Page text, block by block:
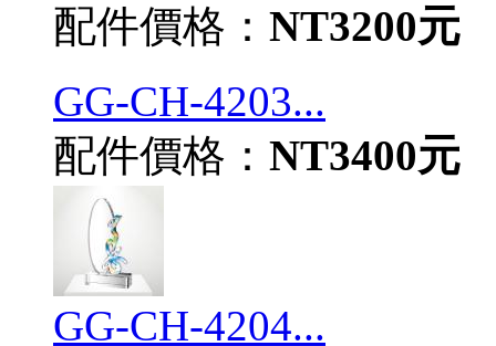
配件價格： NT3200元
GG-CH-4203...
配件價格： NT3400元
GG-CH-4204...